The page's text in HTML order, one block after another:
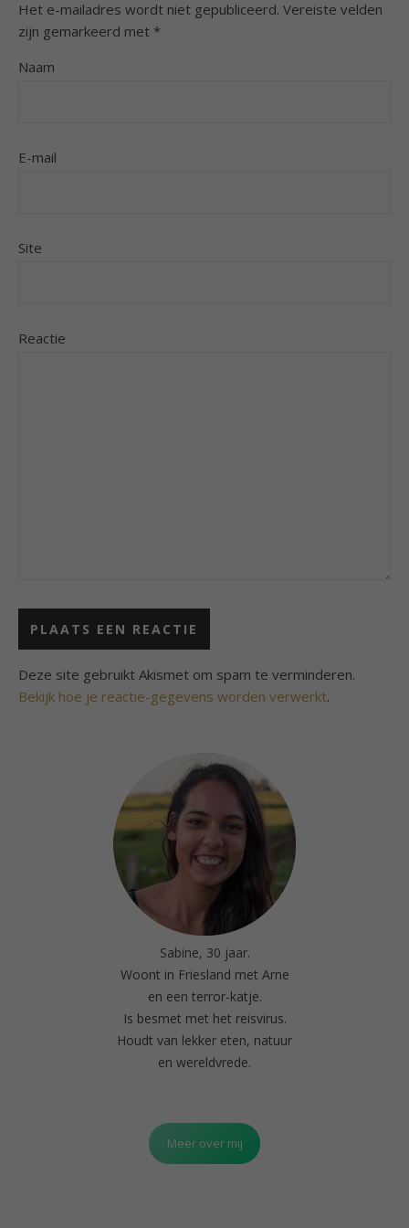
Het e-mailadres wordt niet gepubliceerd. Vereiste velden
zijn gemarkeerd met *
Naam
E-mail
Site
Reactie
Deze site gebruikt Akismet om spam te verminderen.
Bekijk hoe je reactie-gegevens worden verwerkt.
Sabine, 30 jaar.
Woont in Friesland met Arne
en een terror-katje.
Is besmet met het reisvirus.
Houdt van lekker eten, natuur
en wereldvrede.
Meer over mij